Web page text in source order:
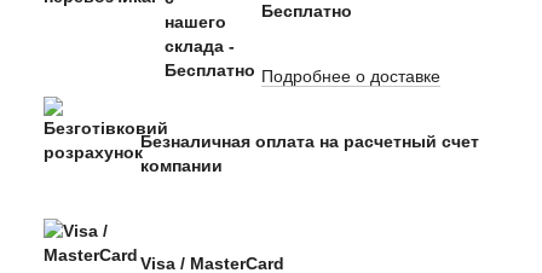
Бесплатно
Подробнее о доставке
Безналичная оплата на расчетный счет
компании
Visa / MasterCard